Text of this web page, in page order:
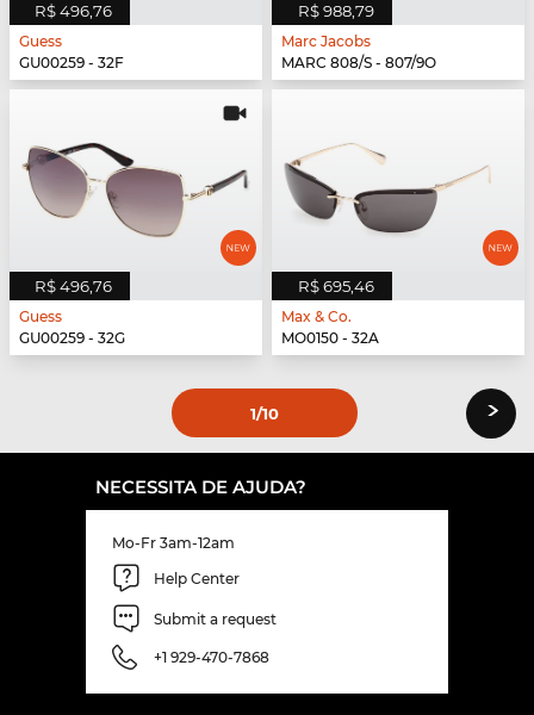
R$ 496,76
Guess
GU00259 - 32F
R$ 988,79
Marc Jacobs
MARC 808/S - 807/9O
R$ 496,76
Guess
GU00259 - 32G
R$ 695,46
Max & Co.
MO0150 - 32A
1/10 ›
NECESSITA DE AJUDA?
Mo-Fr 3am-12am
Help Center
Submit a request
+1 929-470-7868